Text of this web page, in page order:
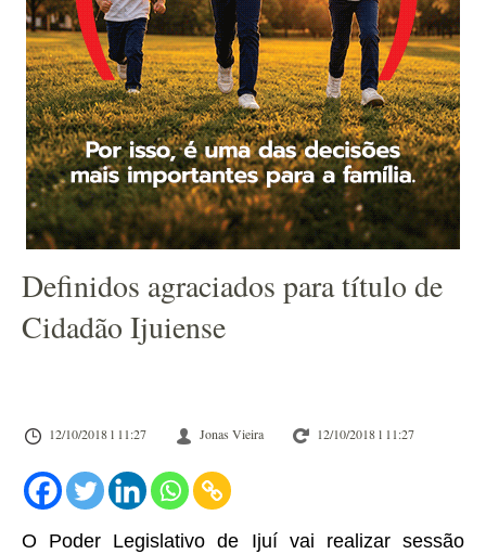
Definidos agraciados para título de
Cidadão Ijuiense
12/10/2018 l 11:27 Jonas Vieira 12/10/2018 l 11:27
O Poder Legislativo de Ijuí vai realizar sessão